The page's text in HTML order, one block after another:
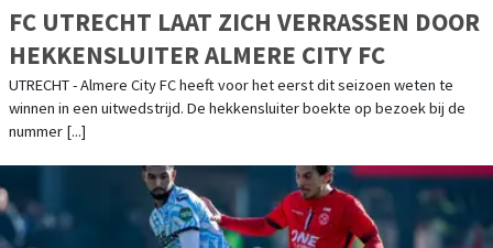
FC UTRECHT LAAT ZICH VERRASSEN DOOR
HEKKENSLUITER ALMERE CITY FC
UTRECHT - Almere City FC heeft voor het eerst dit seizoen weten te
winnen in een uitwedstrijd. De hekkensluiter boekte op bezoek bij de
nummer [...]